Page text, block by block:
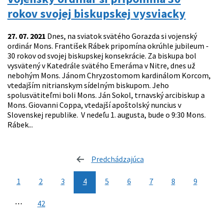
rokov svojej biskupskej vysviacky
27. 07. 2021 Dnes, na sviatok svätého Gorazda si vojenský
ordinár Mons. František Rábek pripomína okrúhle jubileum -
30 rokov od svojej biskupskej konsekrácie. Za biskupa bol
vysvätený v Katedrále svätého Emeráma v Nitre, dnes už
nebohým Mons. Jánom Chryzostomom kardinálom Korcom,
vtedajším nitrianskym sídelným biskupom. Jeho
spolusvätiteľmi boli Mons. Ján Sokol, trnavský arcibiskup a
Mons. Giovanni Coppa, vtedajší apoštolský nuncius v
Slovenskej republike. V nedeľu 1. augusta, bude o 9:30 Mons.
Rábek...
Predchádzajúca
1 2 3 4 5 6 7 8 9
⋯ 42